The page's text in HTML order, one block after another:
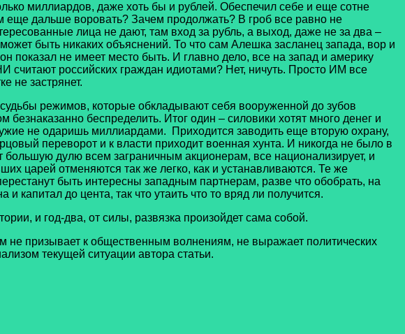
миллиардов, даже хоть бы и рублей. Обеспечил себе и еще сотне
еще дальше воровать? Зачем продолжать? В гроб все равно не
лица не дают, там вход за рубль, а выход, даже не за два –
быть никаких объяснений. То что сам Алешка засланец запада, вор и
показал не имеет место быть. И главно дело, все на запад и америку
считают российских граждан идиотами? Нет, ничуть. Просто ИМ все
не застрянет.
режимов, которые обкладывают себя вооруженной до зубов
беспределить. Итог один – силовики хотят много денег и
не одаришь миллиардами. Приходится заводить еще вторую охрану,
переворот и к власти приходит военная хунта. И никогда не было в
дулю всем заграничным акционерам, все национализирует, и
царей отменяются так же легко, как и устанавливаются. Те же
быть интересны западным партнерам, разве что обобрать, на
капитал до цента, так что утаить что то вряд ли получится.
и год-два, от силы, развязка произойдет сама собой.
призывает к общественным волнениям, не выражает политических
текущей ситуации автора статьи.